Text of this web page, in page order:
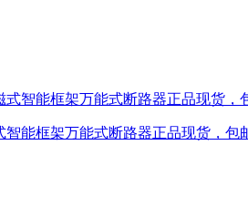
智能框架万能式断路器正品现货，包